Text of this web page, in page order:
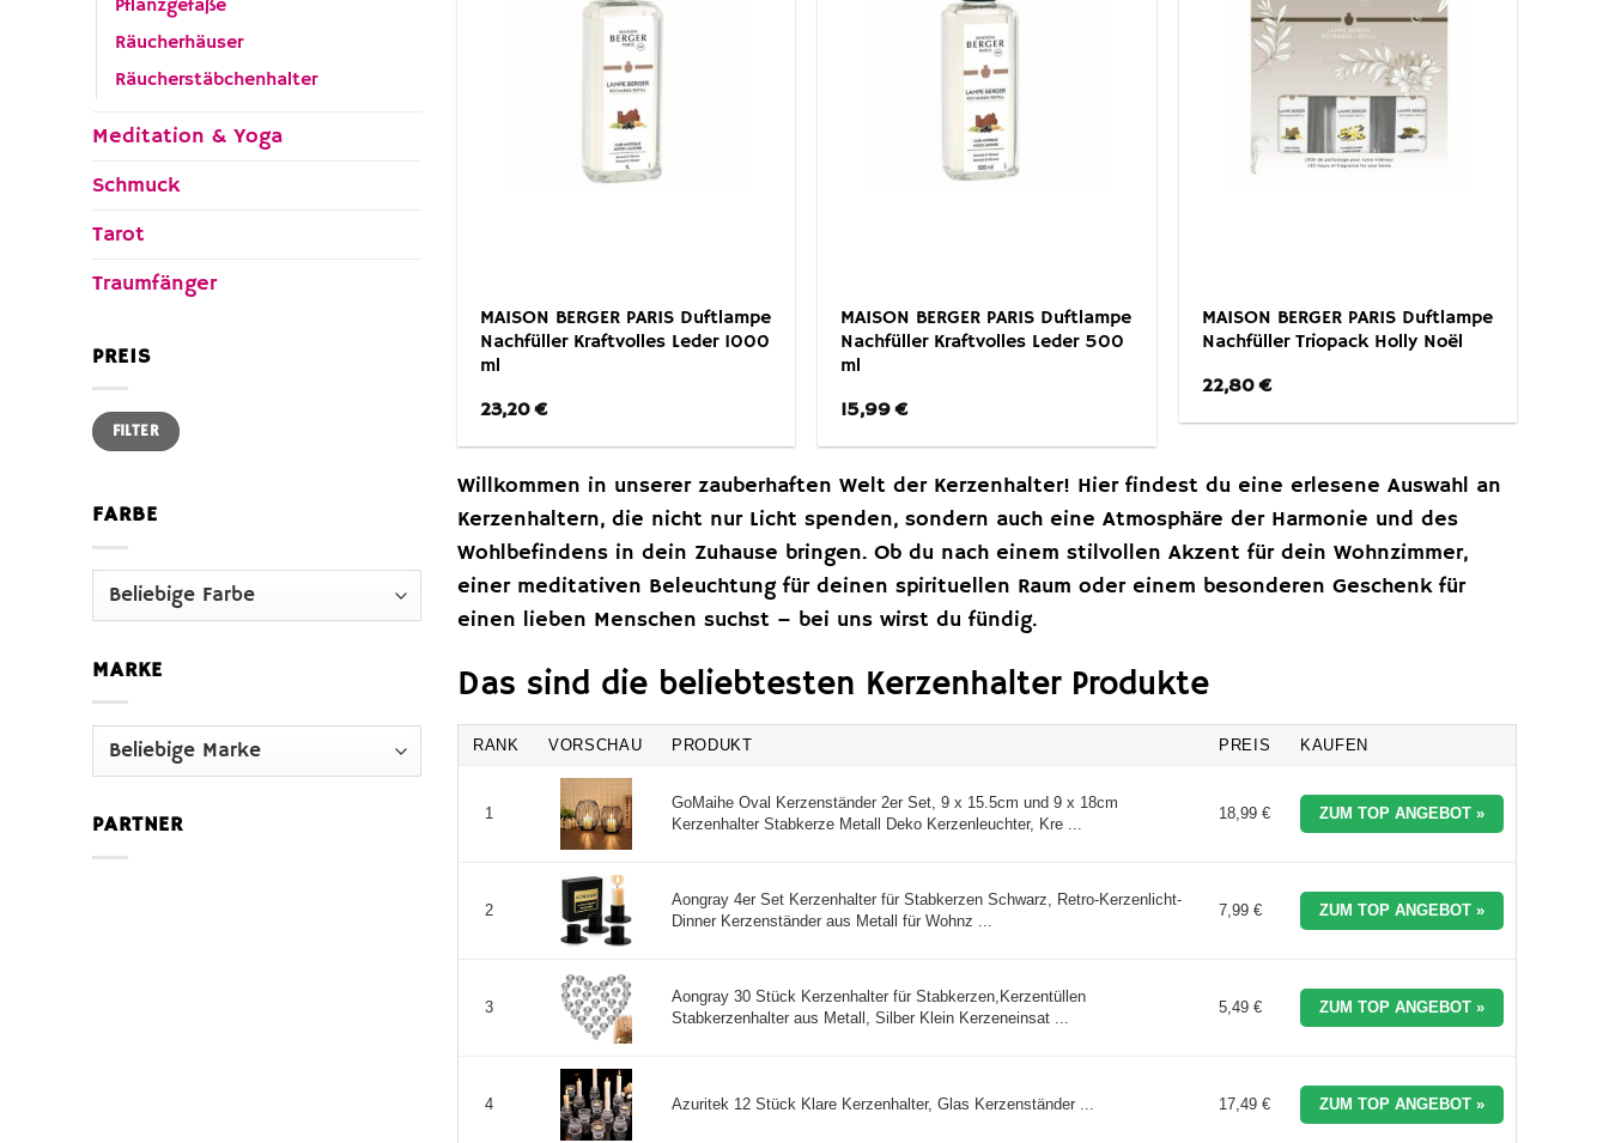
Pflanzgefäße
Räucherhäuser
Räucherstäbchenhalter
Meditation & Yoga
Schmuck
Tarot
Traumfänger
PREIS
Min.
Preis
Max.
PreisFILTER
FARBE
MARKE
PARTNER
MAISON BERGER PARIS Duftlampe
Nachfüller Kraftvolles Leder 1000
ml
23,20€
MAISON BERGER PARIS Duftlampe
Nachfüller Kraftvolles Leder 500
ml
15,99€
MAISON BERGER PARIS Duftlampe
Nachfüller Triopack Holly Noël
22,80€
Willkommen in unserer zauberhaften Welt der Kerzenhalter! Hier findest du eine erlesene Auswahl an
Kerzenhaltern, die nicht nur Licht spenden, sondern auch eine Atmosphäre der Harmonie und des
Wohlbefindens in dein Zuhause bringen. Ob du nach einem stilvollen Akzent für dein Wohnzimmer,
einer meditativen Beleuchtung für deinen spirituellen Raum oder einem besonderen Geschenk für
einen lieben Menschen suchst – bei uns wirst du fündig.
Das sind die beliebtesten Kerzenhalter Produkte
RANK VORSCHAU PRODUKT PREIS KAUFEN
1
GoMaihe Oval Kerzenständer 2er Set, 9 x 15.5cm und 9 x 18cm
Kerzenhalter Stabkerze Metall Deko Kerzenleuchter, Kre ...
18,99 € ZUM TOP ANGEBOT »
2
Aongray 4er Set Kerzenhalter für Stabkerzen Schwarz, Retro-Kerzenlicht-
Dinner Kerzenständer aus Metall für Wohnz ...
7,99 € ZUM TOP ANGEBOT »
3
Aongray 30 Stück Kerzenhalter für Stabkerzen,Kerzentüllen
Stabkerzenhalter aus Metall, Silber Klein Kerzeneinsat ...
5,49 € ZUM TOP ANGEBOT »
4 Azuritek 12 Stück Klare Kerzenhalter, Glas Kerzenständer ... 17,49 € ZUM TOP ANGEBOT »